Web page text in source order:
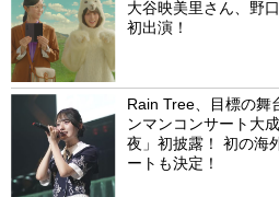
大谷映美里さん、野
初出演！
Rain Tree、目標の舞
ンマンコンサート大
夜」初披露！ 初の海
ートも決定！